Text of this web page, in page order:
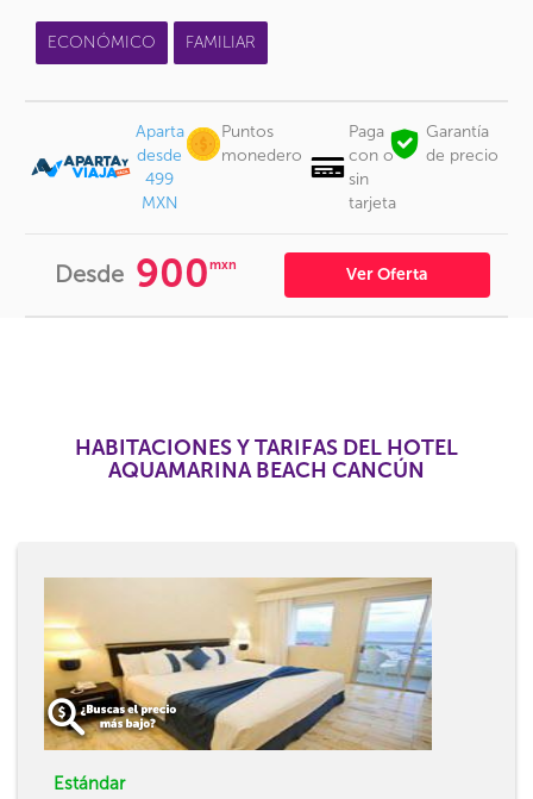
ECONÓMICO FAMILIAR
Aparta
desde
499
MXN
Puntos
monedero
Paga
con o
sin
tarjeta
Garantía
de precio
Desde 900mxn Ver Oferta
HABITACIONES Y TARIFAS DEL HOTEL
AQUAMARINA BEACH CANCÚN
Estándar